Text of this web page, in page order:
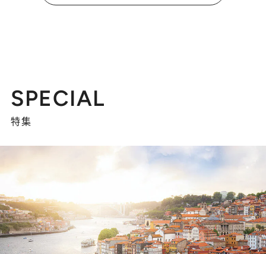
SPECIAL
特集